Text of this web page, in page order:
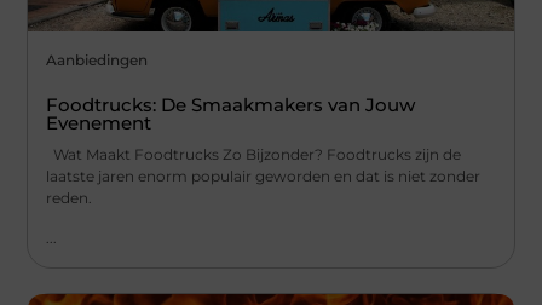
Aanbiedingen
Foodtrucks: De Smaakmakers van Jouw
Evenement
Wat Maakt Foodtrucks Zo Bijzonder? Foodtrucks zijn de
laatste jaren enorm populair geworden en dat is niet zonder
reden.